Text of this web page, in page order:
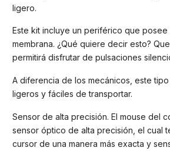
ligero.
Este kit incluye un periférico que posee
membrana. ¿Qué quiere decir esto?
permitirá disfrutar de pulsaciones
A diferencia de los mecánicos, este
ligeros y fáciles de transportar.
Sensor de alta precisión. El mouse del
sensor óptico de alta precisión, el cual
cursor de una manera más exacta y